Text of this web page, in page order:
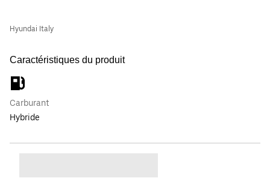
Hyundai Italy
Caractéristiques du produit
Carburant
Hybride